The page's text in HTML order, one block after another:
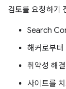
검토를 요청하기
Search
해커로부
취약성 해결
사이트를